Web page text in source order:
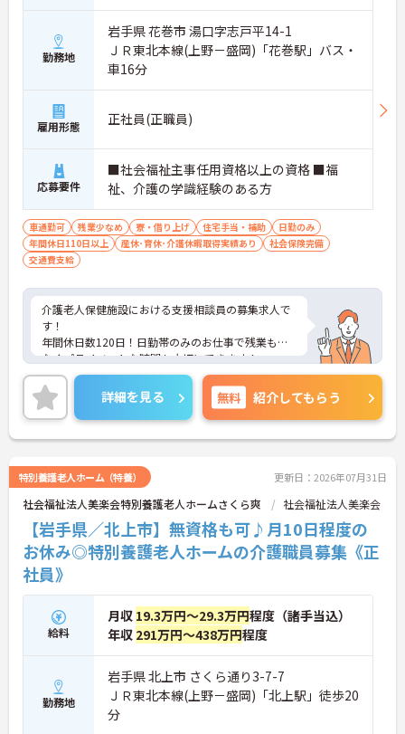
勤務地
岩手県 花巻市 湯口字志戸平14-1
ＪＲ東北本線(上野－盛岡)「花巻駅」バス・
車16分
雇用形態 正社員(正職員)
応募要件
■社会福祉主事任用資格以上の資格 ■福
祉、介護の学識経験のある方
車通勤可 残業少なめ 寮・借り上げ 住宅手当・補助
日勤のみ
年間休日110日以上
産休･育休･介護休暇取得実績あり
社会保険完備
交通費支給
介護老人保健施設における支援相談員の募集求人で
す！
年間休日数120日！日勤帯のみのお仕事で残業も少
なくプライベートな時間も大切にできます！
ご興味ある方には、面接のポイントなど、さらに詳
細をお話致しますのでお気軽にご相談ください。
詳細を見る 無料 紹介してもらう
特別養護老人ホーム（特養） 更新日：2026年07月31日
社会福祉法人美楽会特別養護老人ホームさくら爽 社会福祉法人美楽会
【岩手県／北上市】無資格も可♪月10日程度の
お休み◎特別養護老人ホームの介護職員募集《正
社員》
給料
月収 19.3万円～29.3万円程度（諸手当込）
年収 291万円～438万円程度
勤務地
岩手県 北上市 さくら通り3-7-7
ＪＲ東北本線(上野－盛岡)「北上駅」徒歩20
分